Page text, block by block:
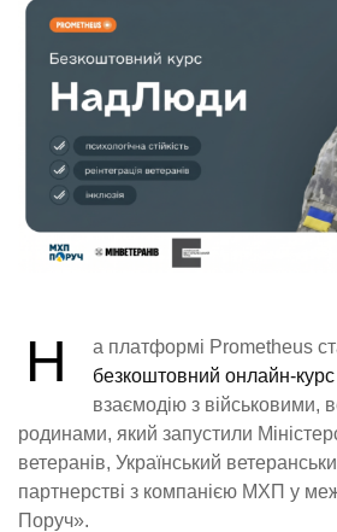
Н
а платформі Prometheus
безкоштовний онлайн-
взаємодію з військовими,
родинами, який запустили
ветеранів, Український
партнерстві з компанією МХП у
Поруч».